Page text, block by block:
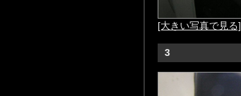
[大きい写真で見る]
3